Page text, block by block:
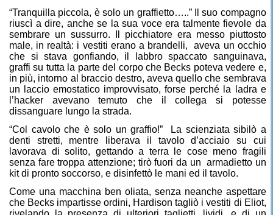
“Tranquilla piccola, è solo un graffietto…..” Il suo compagno
riuscì a dire, anche se la sua voce era talmente fievole da
sembrare un sussurro. Il picchiatore era messo piuttosto
male, in realtà: i vestiti erano a brandelli,
aveva un occhio
che si stava gonfiando, il labbro spaccato sanguinava,
graffi su tutta la parte del corpo che Becks poteva vedere e,
in più, intorno al braccio destro, aveva quello che sembrava
un laccio emostatico improvvisato, forse perché la ladra e
l’hacker avevano temuto che il collega si potesse
dissanguare lungo la strada.
“Col cavolo che è solo un graffio!”
La scienziata sibilò a
denti stretti, mentre liberava il tavolo d’acciaio su cui
lavorava di solito, gettando a terra le cose meno fragili
senza fare troppa attenzione; tirò fuori da un armadietto un
kit di pronto soccorso, e disinfettò le mani ed il tavolo.
Come una macchina ben oliata, senza neanche aspettare
che Becks impartisse ordini, Hardison tagliò i vestiti di Eliot,